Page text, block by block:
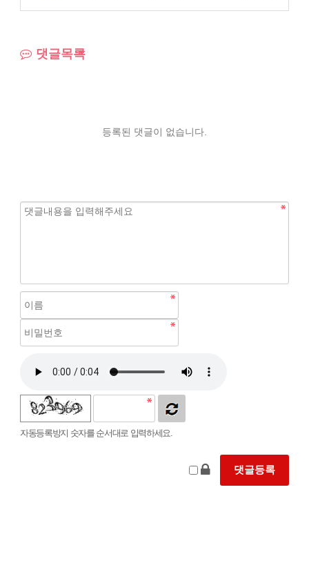
댓글목록
등록된 댓글이 없습니다.
자동등록방지 숫자를 순서대로 입력하세요.